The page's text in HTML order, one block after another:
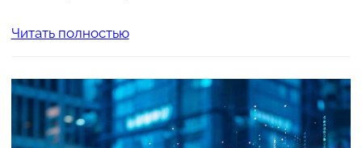
Читать полностью